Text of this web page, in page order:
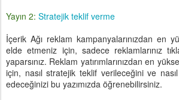
Yayın 2: Stratejik teklif verme
İçerik Ağı reklam kampanyalarınızdan en
elde etmeniz için, sadece reklamlarınız
yaparsınız. Reklam yatırımlarınızdan en
için, nasıl stratejik teklif verileceğini ve
edeceğinizi bu yazımızda öğrenebilirsiniz.